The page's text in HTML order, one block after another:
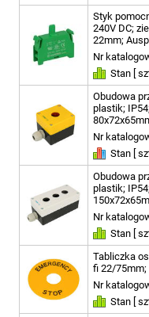
Styk
240V DC;
22mm;
Nr
Stan [
Obudowa
plastik;
Nr
Stan [
Obudowa
plastik;
Nr
Stan [
Tabliczka
fi 22/75mm;
Nr
Stan [